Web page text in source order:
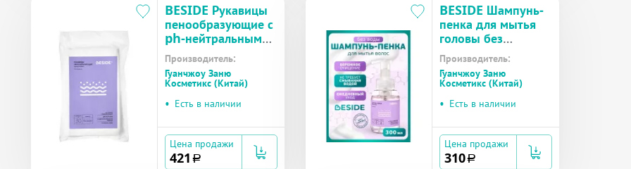
BESIDE Рукавицы
пенообразующие с
ph-нейтральным
гелем
двусторонние
(30361) №30
Производитель:
Гуанчжоу Заню
Косметикс (Китай)
• Есть в наличии
Цена продажи
421 a
BESIDE Шампунь-
пенка для мытья
головы без
смывания 300мл
(28672) №1
Производитель:
Гуанчжоу Заню
Косметикс (Китай)
• Есть в наличии
Цена продажи
310a